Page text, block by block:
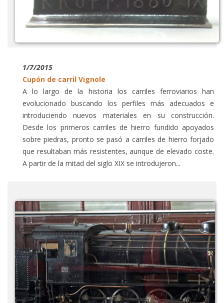
1/7/2015
Cupón de carril Vignole
A lo largo de la historia los carriles ferroviarios han
evolucionado buscando los perfiles más adecuados e
introduciendo nuevos materiales en su construcción.
Desde los primeros carriles de hierro fundido apoyados
sobre piedras, pronto se pasó a carriles de hierro forjado
que resultaban más resistentes, aunque de elevado coste.
A partir de la mitad del siglo XIX se introdujeron...